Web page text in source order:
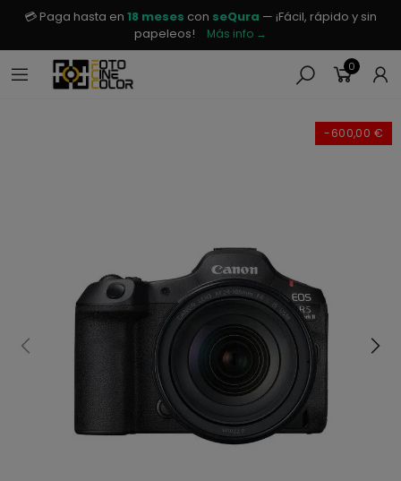
💳 Paga hasta en 18 meses con seQura — ¡Fácil, rápido y sin
papeleos!
Más info →
0
-600,00 €